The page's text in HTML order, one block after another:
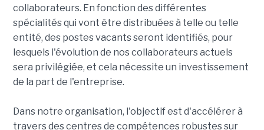
collaborateurs. En fonction des différentes
spécialités qui vont être distribuées à telle ou telle
entité, des postes vacants seront identifiés, pour
lesquels l'évolution de nos collaborateurs actuels
sera privilégiée, et cela nécessite un investissement
de la part de l'entreprise.
Dans notre organisation, l'objectif est d'accélérer à
travers des centres de compétences robustes sur